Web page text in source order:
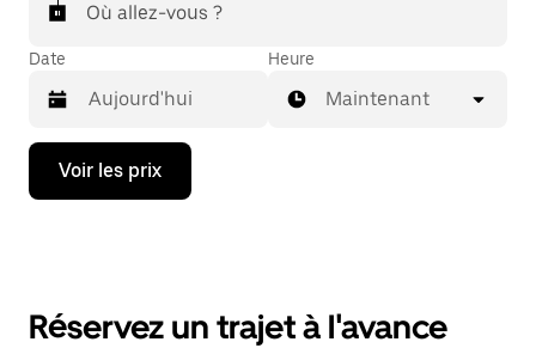
Où allez-vous ?
Date
Appuyez
la
ouvrir
Heure
Maintenant
Voir les prix
Réservez un trajet à l'avance